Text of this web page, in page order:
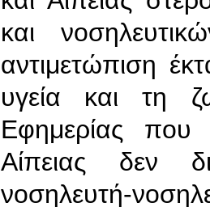
και
αντιμετώπιση
υγεία και τη
Εφημερίας
Αίπειας δεν
νοσηλευτή-